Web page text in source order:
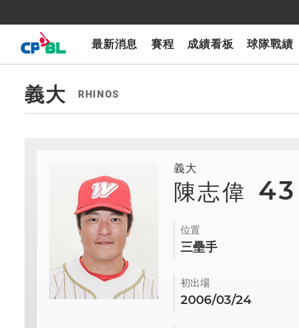
最新消息 賽程 成績看板 球隊戰績
7-ELEVEn獅
樂天桃猿富邦悍將 味全龍 台鋼雄鷹CPBLTV
義大 RHINOS
義大
陳志偉 43
位置
三壘手
初出場
2006/03/24